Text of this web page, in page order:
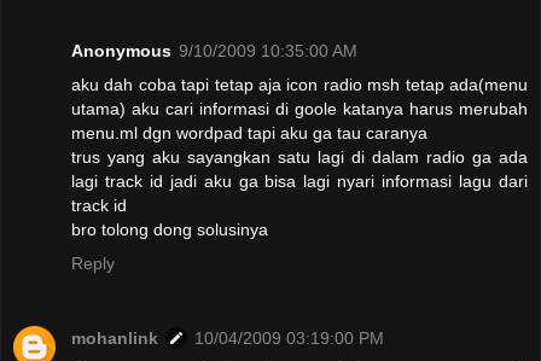
Anonymous 9/10/2009 10:35:00 AM
aku dah coba tapi tetap aja icon radio msh tetap ada(menu
utama) aku cari informasi di goole katanya harus merubah
menu.ml dgn wordpad tapi aku ga tau caranya
trus yang aku sayangkan satu lagi di dalam radio ga ada
lagi track id jadi aku ga bisa lagi nyari informasi lagu dari
track id
bro tolong dong solusinya
Reply
mohanlink
10/04/2009 03:19:00 PM